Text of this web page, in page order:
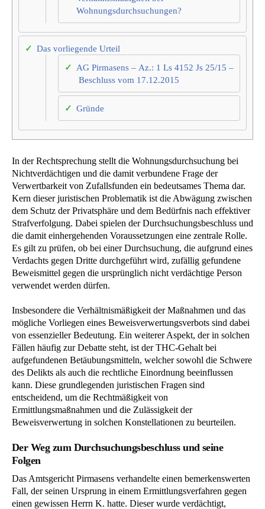
Wohnungsdurchsuchungen?
Das vorliegende Urteil
AG Pirmasens – Az.: 1 Ls 4152 Js 25/15 –
Beschluss vom 17.12.2015
Gründe
In der Rechtsprechung stellt die Wohnungsdurchsuchung bei
Nichtverdächtigen und die damit verbundene Frage der
Verwertbarkeit von Zufallsfunden ein bedeutsames Thema dar.
Kern dieser juristischen Problematik ist die Abwägung zwischen
dem Schutz der Privatsphäre und dem Bedürfnis nach effektiver
Strafverfolgung. Dabei spielen der Durchsuchungsbeschluss und
die damit einhergehenden Voraussetzungen eine zentrale Rolle.
Es gilt zu prüfen, ob bei einer Durchsuchung, die aufgrund eines
Verdachts gegen Dritte durchgeführt wird, zufällig gefundene
Beweismittel gegen die ursprünglich nicht verdächtige Person
verwendet werden dürfen.
Insbesondere die Verhältnismäßigkeit der Maßnahmen und das
mögliche Vorliegen eines Beweisverwertungsverbots sind dabei
von essenzieller Bedeutung. Ein weiterer Aspekt, der in solchen
Fällen häufig zur Debatte steht, ist der THC-Gehalt bei
aufgefundenen Betäubungsmitteln, welcher sowohl die Schwere
des Delikts als auch die rechtliche Einordnung beeinflussen
kann. Diese grundlegenden juristischen Fragen sind
entscheidend, um die Rechtmäßigkeit von
Ermittlungsmaßnahmen und die Zulässigkeit der
Beweisverwertung in solchen Konstellationen zu beurteilen.
Der Weg zum Durchsuchungsbeschluss und seine
Folgen
Das Amtsgericht Pirmasens verhandelte einen bemerkenswerten
Fall, der seinen Ursprung in einem Ermittlungsverfahren gegen
einen gewissen Herrn K. hatte. Dieser wurde verdächtigt,